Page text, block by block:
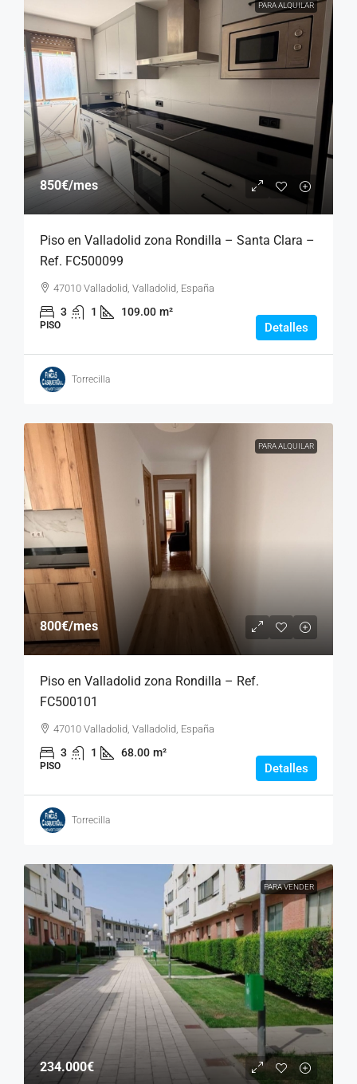
PARA ALQUILAR
850€/mes
Piso en Valladolid zona Rondilla – Santa Clara –
Ref. FC500099
47010 Valladolid, Valladolid, España
3 1 109.00 m²
PISO Detalles
Torrecilla
PARA ALQUILAR
800€/mes
Piso en Valladolid zona Rondilla – Ref.
FC500101
47010 Valladolid, Valladolid, España
3 1 68.00 m²
PISO Detalles
Torrecilla
PARA VENDER
234.000€